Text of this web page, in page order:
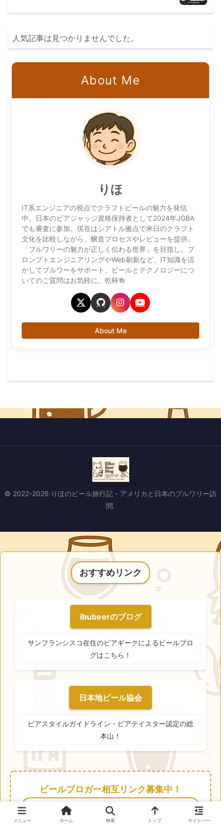
人気記事は見つかりませんでした。
About Me
りほ
IT系エンジニアの視点でクラフトビールの魅力を発信
中。日本のビアジャッジ資格保持者として2024年JGBA
でも審査に参加。現在はシアトル拠点で米日のクラフト
文化を比較しながら、醸造プロセスやレビューを提供。
「ブルワリーの魅力が正しく伝わる世界」を目指し、プ
ロンプトエンジニアリングやWeb刷新など、IT知識を活
かしてブルワーをサポート。ビールとテクノロジーにつ
いてのご質問はお気軽に。乾杯🍻
About Me
© 2022-2026 りほのビール旅行記 - アメリカと日本のブルワリー訪
問.
メニュー ホーム 検索 トップ サイドバー
おすすめリンク
ibubeerのブログ
サンフランシスコ在住のビアギークによるビールブロ
グはこちら！
日本地ビール協会
ビアスタイルガイドライン・ビアテイスター認定の総
本山！
ビールブロガー相互リンク募集中！
rihobeer.comではビールやクラフトブルワリー
に関するブログとの相互リンクを募集していま